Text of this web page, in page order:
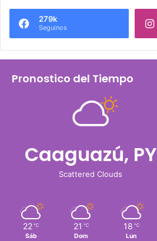
279k
Seguinos
Pronostico del Tiempo
Caaguazú, PY
Scattered Clouds
22 ℃
Sáb
21 ℃
Dom
18 ℃
Lun